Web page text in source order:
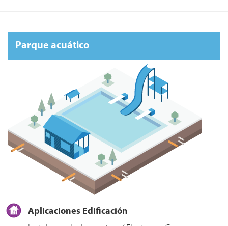
Parque acuático
Aplicaciones Edificación